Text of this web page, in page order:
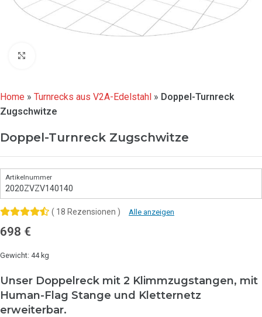
Home » Turnrecks aus V2A-Edelstahl » Doppel-Turnreck
Zugschwitze
Doppel-Turnreck Zugschwitze
2020ZVZV140140
( 18 Rezensionen ) Alle anzeigen
698 €
Gewicht: 44 kg
Unser Doppelreck mit 2 Klimmzugstangen, mit
Human-Flag Stange und Kletternetz
erweiterbar.